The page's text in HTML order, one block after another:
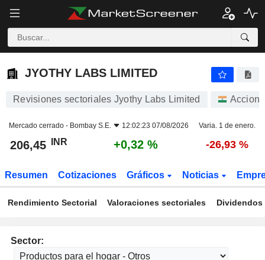
JYOTHY LABS LIMITED
JYOTHY LABS LIMITED
Revisiones sectoriales Jyothy Labs Limited
Mercado cerrado - Bombay S.E. 12:02:23 07/08/2026 Varia. 1 de enero.
206,45 INR +0,32 % -26,93 %
Resumen Cotizaciones Gráficos Noticias
Rendimiento Sectorial Valoraciones sectoriales
Sector: